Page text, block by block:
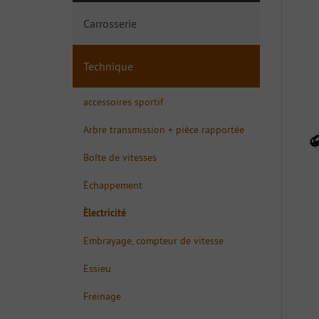
Carrosserie
Technique
accessoires sportif
Arbre transmission + pièce rapportée
Boîte de vitesses
Èchappement
Èlectricité
Embrayage, compteur de vitesse
Essieu
Freinage